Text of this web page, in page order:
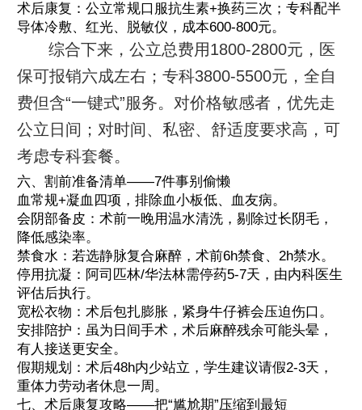
术后康复：公立常规口服抗生素+换药三次；专科配半
导体冷敷、红光、脱敏仪，成本600-800元。
综合下来，公立总费用1800-2800元，医
保可报销六成左右；专科3800-5500元，全自
费但含“一键式”服务。对价格敏感者，优先走
公立日间；对时间、私密、舒适度要求高，可
考虑专科套餐。
六、割前准备清单——7件事别偷懒
血常规+凝血四项，排除血小板低、血友病。
会阴部备皮：术前一晚用温水清洗，剔除过长阴毛，
降低感染率。
禁食水：若选静脉复合麻醉，术前6h禁食、2h禁水。
停用抗凝：阿司匹林/华法林需停药5-7天，由内科医生
评估后执行。
宽松衣物：术后包扎膨胀，紧身牛仔裤会压迫伤口。
安排陪护：虽为日间手术，术后麻醉残余可能头晕，
有人接送更安全。
假期规划：术后48h内少站立，学生建议请假2-3天，
重体力劳动者休息一周。
七、术后康复攻略——把“尴尬期”压缩到最短